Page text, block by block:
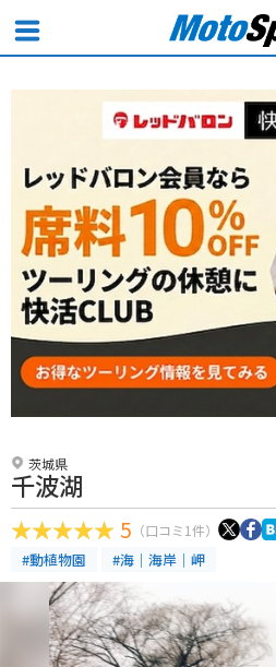
茨城県
千波湖
5 （口コミ1件）
#動植物園 #海｜海岸｜岬